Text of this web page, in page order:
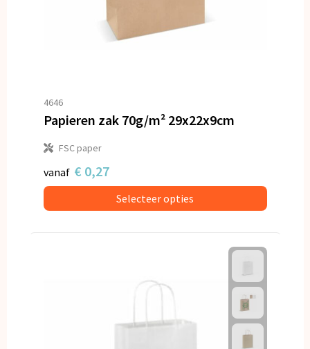
4646
Papieren zak 70g/m² 29x22x9cm
FSC paper
vanaf € 0,27
Selecteer opties